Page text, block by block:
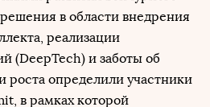
в области внедрения
реализации
(DeepTech) и заботы об
роста определили участники
в рамках которой